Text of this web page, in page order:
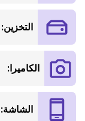
التخزين:
الكاميرا:
الشاشة: